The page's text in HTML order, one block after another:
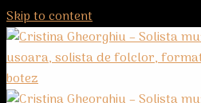
Skip to content